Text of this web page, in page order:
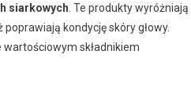
siarkowych . Te produkty wyróżniają
kondycję skóry głowy.
wartościowym składnikiem